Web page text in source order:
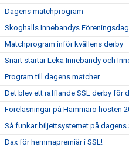
Dagens matchprogram
Skoghalls Innebandys
Matchprogram inför kvällens derby
Snart startar Leka Innebandy och
Program till dagens matcher
Det blev ett rafflande SSL derby för
Föreläsningar på Hammarö hösten
Så funkar biljettsystemet på dagens
Dax för hemmapremiär i SSL!